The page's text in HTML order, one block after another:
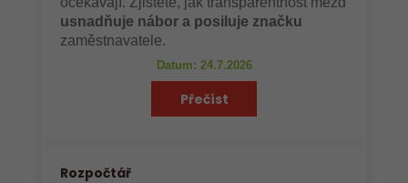
usnadňuje nábor a posiluje značku
zaměstnavatele.
Datum: 24.7.2026
Přečíst
Rozpočtář